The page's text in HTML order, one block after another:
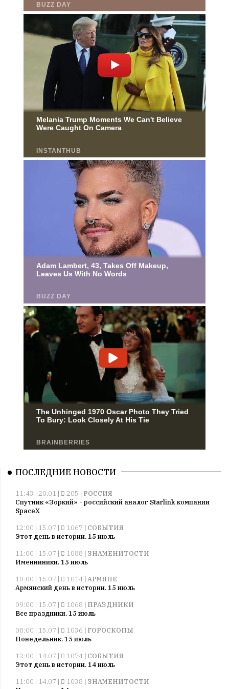
ПОСЛЕДНИЕ НОВОСТИ
11:43 | 20.01 | 205 | РОССИЯ
Спутник «Зоркий» - российский аналог Starlink компании
SpaceX
12:00 | 15.07 |
1067 | СОБЫТИЯ
Этот день в истории. 15 июль
11:00 | 15.07 |
1088 | ЗНАМЕНИТОСТИ
Именниники. 15 июль
10:00 | 15.07 |
1014 | АРМЯНЕ
Армянский день в истории. 15 июль
09:00 | 15.07 |
1068 | ПРАЗДНИКИ
Все праздники. 15 июль
08:00 | 15.07 |
1036 | ГОРОСКОПЫ
Понедельник. 15 июль
12:00 | 14.07 |
1074 | СОБЫТИЯ
Этот день в истории. 14 июль
11:00 | 14.07 |
1038 | ЗНАМЕНИТОСТИ